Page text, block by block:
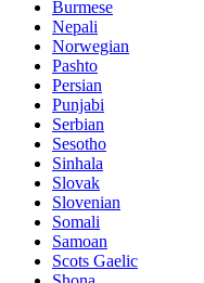
Burmese
Nepali
Norwegian
Pashto
Persian
Punjabi
Serbian
Sesotho
Sinhala
Slovak
Slovenian
Somali
Samoan
Scots Gaelic